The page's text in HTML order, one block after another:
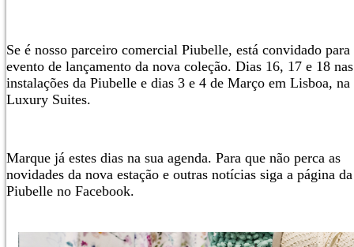
Se é nosso parceiro comercial Piubelle, está convidado para
evento de lançamento da nova coleção. Dias 16, 17 e 18 nas
instalações da Piubelle e dias 3 e 4 de Março em Lisboa, na
Luxury Suites.
Marque já estes dias na sua agenda. Para que não perca as
novidades da nova estação e outras notícias siga a página da
Piubelle no Facebook.